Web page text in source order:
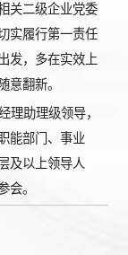
关二级企业党委
实履行第一责任
发，多在实效上
意翻新。
理助理级领导，
能部门、事业
及以上领导人
会。